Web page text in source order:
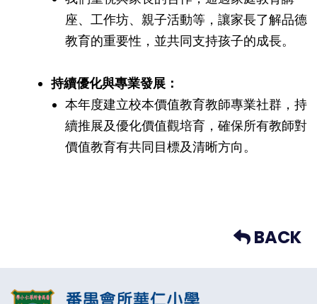
座、工作坊、親子活動等，讓家長了解品德
教育的重要性，並共同支持孩子的成長。
持續優化與專業發展：
本年度建立校本價值教育教師專業社群，持
續推展及優化價值觀培育，確保所有教師對
價值教育有共同目標及清晰方向。
BACK